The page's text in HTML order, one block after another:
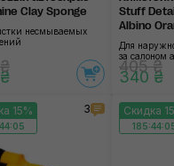
Clay Sponge
несмываемых
Stuff
Albino
Для
за салоном
405 ₴
340 ₴
15% 3 Скидка